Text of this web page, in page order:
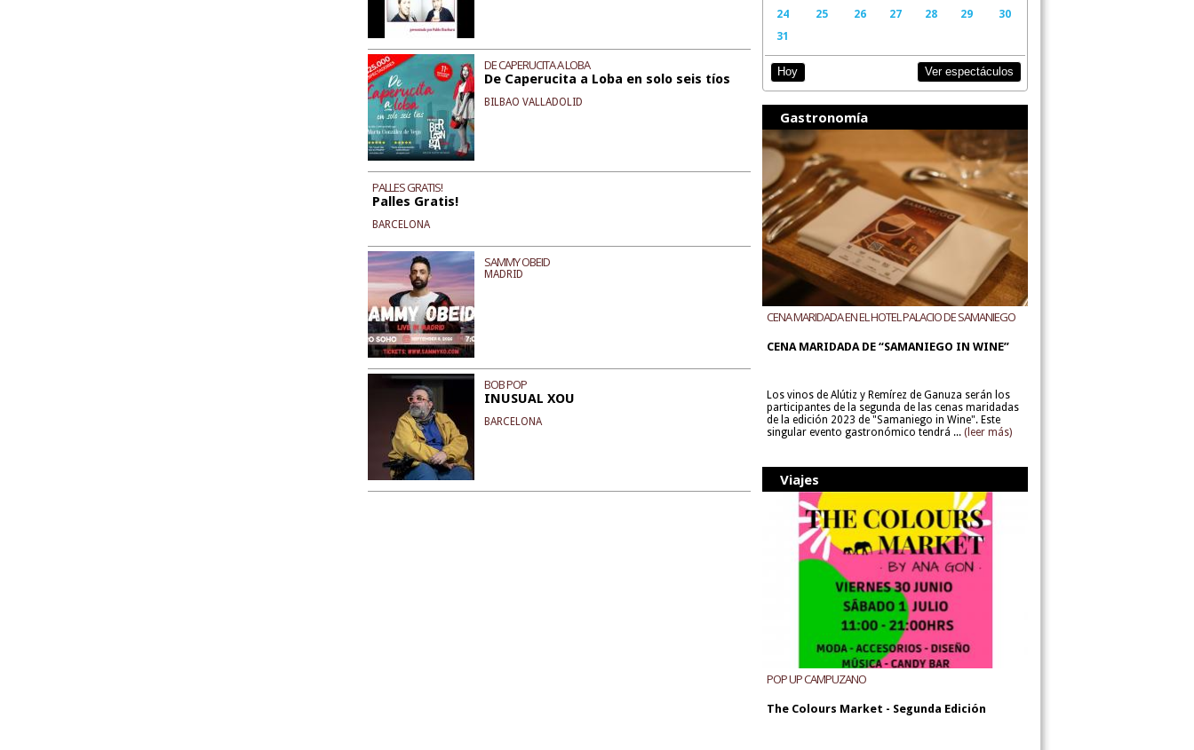
DE CAPERUCITA A LOBA
De Caperucita a Loba en solo seis tíos
BILBAO VALLADOLID
PALLES GRATIS!
Palles Gratis!
BARCELONA
SAMMY OBEID
MADRID
BOB POP
INUSUAL XOU
BARCELONA
24
25 26 27 28 29
30
31
Hoy Ver espectáculos
Gastronomía
CENA MARIDADA EN EL HOTEL PALACIO DE SAMANIEGO
CENA MARIDADA DE “SAMANIEGO IN WINE”
Los vinos de Alútiz y Remírez de Ganuza serán los
participantes de la segunda de las cenas maridadas
de la edición 2023 de "Samaniego in Wine". Este
singular evento gastronómico tendrá ... (leer más)
Viajes
POP UP CAMPUZANO
The Colours Market - Segunda Edición